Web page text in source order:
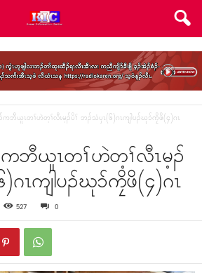
ကဘီယူၤတၢ်ဟဲတ့ၢ်လီၤမ့ၣ်ပိၢ် ဘၣ်သံပှၤ(၆)ဂၤကျါပၣ်ဃုၥ်ကၠိဖိ(၄)ဂၤ
ဘီယူၤတၢ်ဟဲတ့ၢ်လီၤမ့ၣ်
ၤကျါပၣ်ဃုၥ်ကၠိဖိ(၄)ဂၤ
527 0